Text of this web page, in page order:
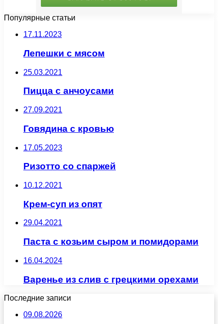
Популярные статьи
17.11.2023
Лепешки с мясом
25.03.2021
Пицца с анчоусами
27.09.2021
Говядина с кровью
17.05.2023
Ризотто со спаржей
10.12.2021
Крем-суп из опят
29.04.2021
Паста с козьим сыром и помидорами
16.04.2024
Варенье из слив с грецкими орехами
Последние записи
09.08.2026